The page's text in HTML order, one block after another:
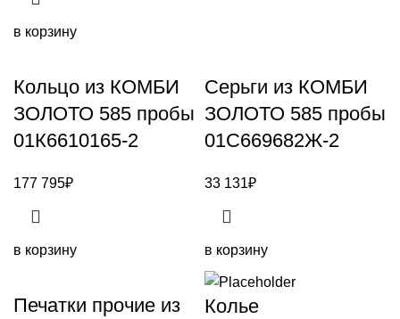
в корзину
Кольцо из КОМБИ
ЗОЛОТО 585 пробы
01К6610165-2
177 795₽
в корзину
Серьги из КОМБИ
ЗОЛОТО 585 пробы
01С669682Ж-2
33 131₽
в корзину
Печатки прочие из
Колье